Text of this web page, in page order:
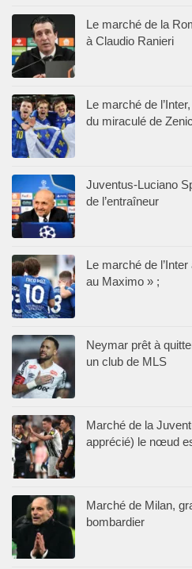
Le marché de la
à Claudio Ranieri
Le marché de
du miraculé de
Juventus-Luciano
de l’entraîneur
Le marché de
au Maximo » ;
Neymar prêt à
un club de MLS
Marché de la
apprécié) le nœud
Marché de Milan,
bombardier